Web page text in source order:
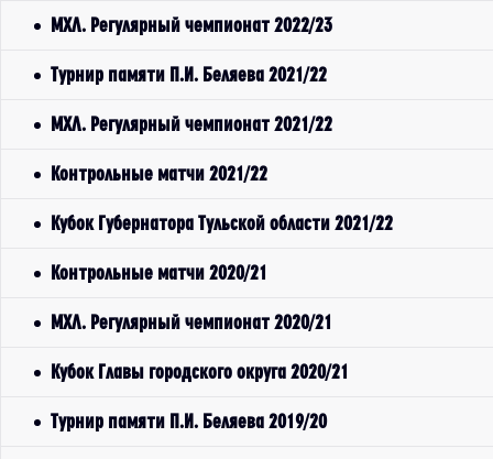
МХЛ. Регулярный чемпионат 2022/23
Турнир памяти П.И. Беляева 2021/22
МХЛ. Регулярный чемпионат 2021/22
Контрольные матчи 2021/22
Кубок Губернатора Тульской области 2021/22
Контрольные матчи 2020/21
МХЛ. Регулярный чемпионат 2020/21
Кубок Главы городского округа 2020/21
Турнир памяти П.И. Беляева 2019/20